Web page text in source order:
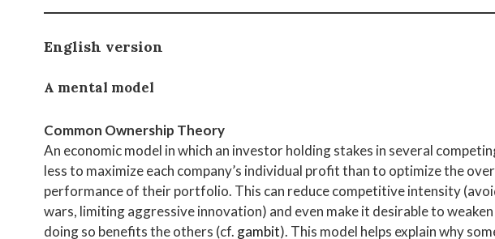
English version
A mental model
Common Ownership Theory
An economic model in which an investor holding stakes in several
less to maximize each company’s individual profit than to optimize the
performance of their portfolio. This can reduce competitive intensity
wars, limiting aggressive innovation) and even make it desirable to
doing so benefits the others (cf. gambit). This model helps explain why